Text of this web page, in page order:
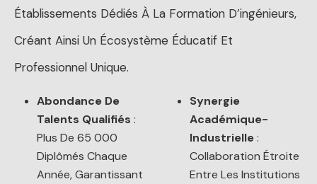
Établissements Dédiés À La Formation D’ingénieurs,
Créant Ainsi Un Écosystème Éducatif Et
Professionnel Unique.
Abondance De
Talents Qualifiés :
Plus De 65 000
Diplômés Chaque
Année, Garantissant
Synergie
Académique-
Industrielle:
Collaboration Étroite
Entre Les Institutions